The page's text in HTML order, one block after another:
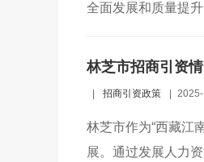
全面发展和质量提
林芝市招商引资
招商引资政策
林芝市作为“西藏江
展。通过发展人力